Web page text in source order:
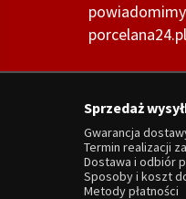
porcelana24.pl
Sprzedaż
Gwarancja
Termin realizacji
Dostawa i odbiór
Sposoby i koszt
Metody płatności